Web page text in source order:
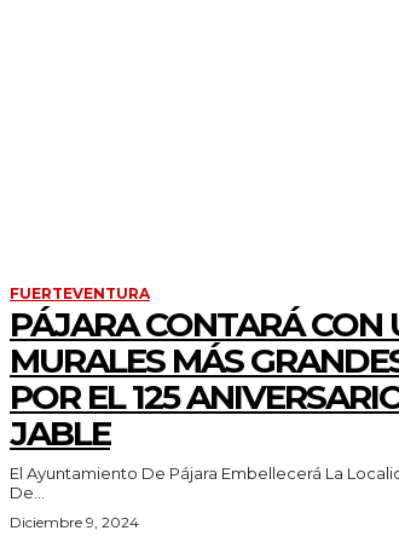
FUERTEVENTURA
PÁJARA CONTARÁ CON
MURALES MÁS
POR EL 125
JABLE
El Ayuntamiento De Pájara Embellecerá La
De...
Diciembre 9, 2024